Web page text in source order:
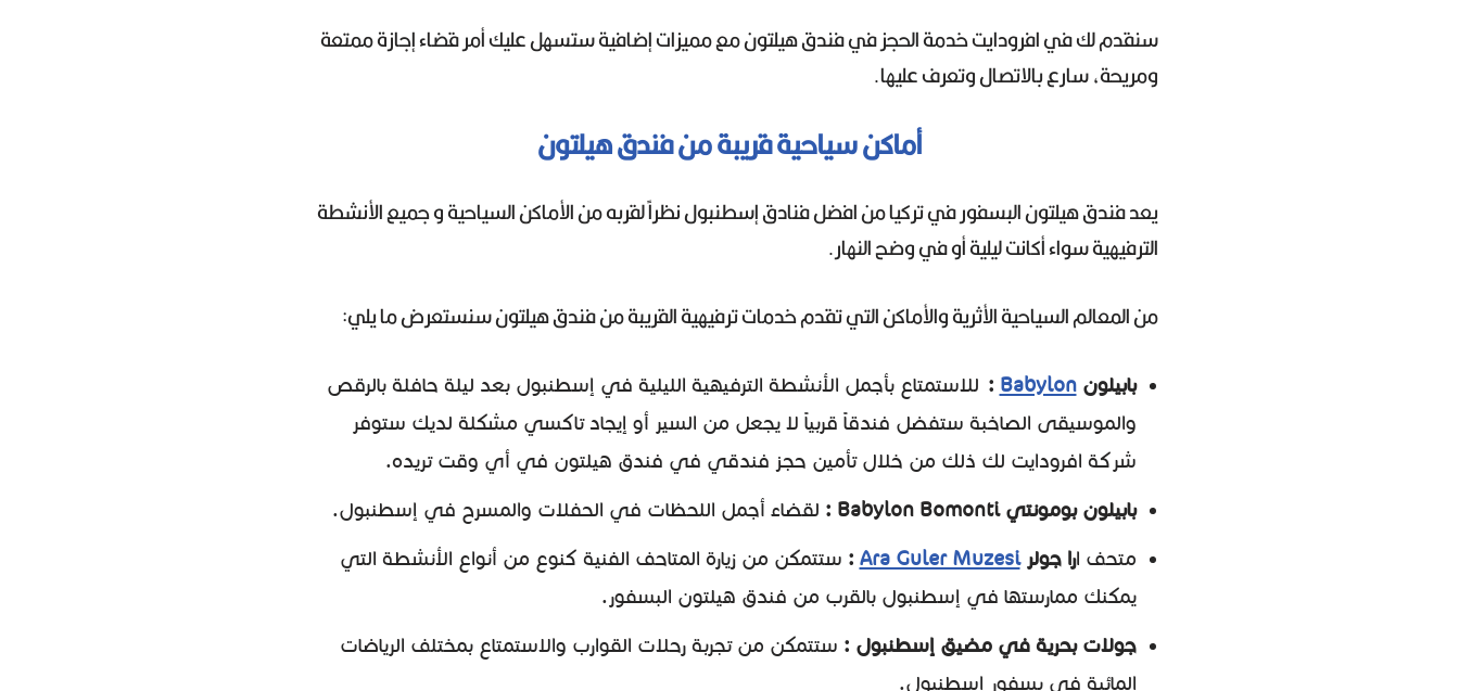
سنقدم لك في افرودايت خدمة الحجز في فندق هيلتون مع مميزات إضافية ستسهل عليك أمر قضاء إجازة ممتعة
ومريحة، سارع بالاتصال وتعرف عليها.
أماكن سياحية قريبة من فندق هيلتون
يعد فندق هيلتون البسفور في تركيا من افضل فنادق إسطنبول نظراً لقربه من الأماكن السياحية و جميع الأنشطة
الترفيهية سواء أكانت ليلية أو في وضح النهار.
من المعالم السياحية الأثرية والأماكن التي تقدم خدمات ترفيهية القريبة من فندق هيلتون سنستعرض ما يلي:
بابيلونBabylon
: للاستمتاع بأجمل الأنشطة الترفيهية الليلية في إسطنبول بعد ليلة حافلة بالرقص
والموسيقى الصاخبة ستفضل فندقاً قربياً لا يجعل من السير أو إيجاد تاكسي مشكلة لديك ستوفر
شركة افرودايت لك ذلك من خلال تأمين حجز فندقي في فندق هيلتون في أي وقت تريده.
بابيلون بومونتي Babylon Bomonti : لقضاء أجمل اللحظات في الحفلات والمسرح في إسطنبول.
متحف ارا جولرAra Guler Muzesi
: ستتمكن من زيارة المتاحف الفنية كنوع من أنواع الأنشطة التي
يمكنك ممارستها في إسطنبول بالقرب من فندق هيلتون البسفور.
جولات بحرية في مضيق إسطنبول : ستتمكن من تجربة رحلات القوارب والاستمتاع بمختلف الرياضات
المائية في بسفور إسطنبول.